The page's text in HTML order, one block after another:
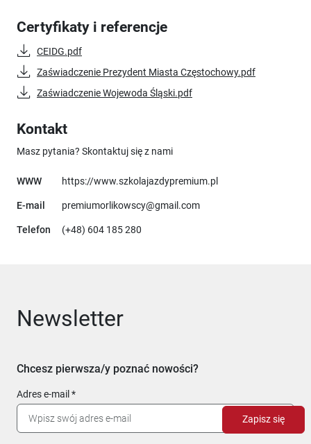
Certyfikaty i referencje
CEIDG.pdf
Zaświadczenie Prezydent Miasta Częstochowy.pdf
Zaświadczenie Wojewoda Śląski.pdf
Kontakt
Masz pytania? Skontaktuj się z nami
WWW https://www.szkolajazdypremium.plUwaga, link otworzy
E-mail premiumorlikowscy@gmail.com
Telefon (+48) 604 185 280
Newsletter
Chcesz pierwsza/y poznać nowości?
Adres e-mail
Zapisz się